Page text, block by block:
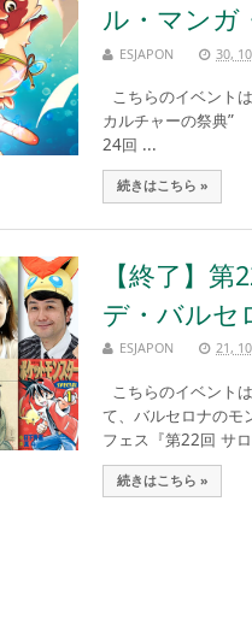
ル・マンガ
ESJAPON 30,
こちらのイベント
カルチャーの祭典
24回 ...
続きはこちら »
【終了】
デ・バルセ
ESJAPON 21,
こちらのイベント
て、バルセロナのモ
フェス『第22回 サ
続きはこちら »